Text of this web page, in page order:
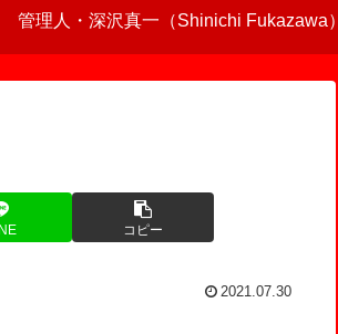
管理人・深沢真一（Shinichi Fukazawa）
コピー
2021.07.30